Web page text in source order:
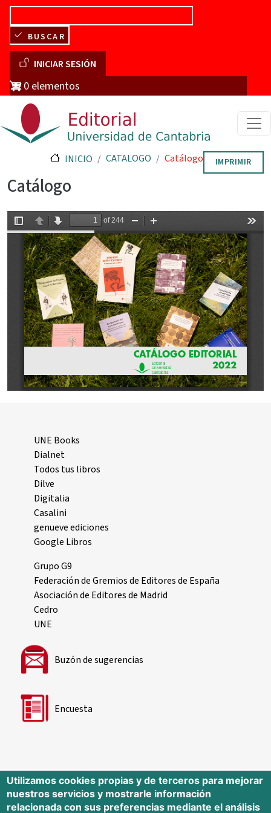
Pasar al contenido principal
BUSCAR
Menú de cuenta de usuario
INICIAR SESIÓN
0 elementos
INICIO CATALOGO Catálogo
Catálogo
IMPRIMIR
UNE Books
Dialnet
Todos tus libros
Dilve
Digitalia
Casalini
genueve ediciones
Google Libros
Grupo G9
Federación de Gremios de Editores de España
Asociación de Editores de Madrid
Cedro
UNE
Buzón de sugerencias
Encuesta
Editorial Universidad de Cantabria
Utilizamos cookies propias y de terceros para mejorar
nuestros servicios y mostrarle información
relacionada con sus preferencias mediante el análisis